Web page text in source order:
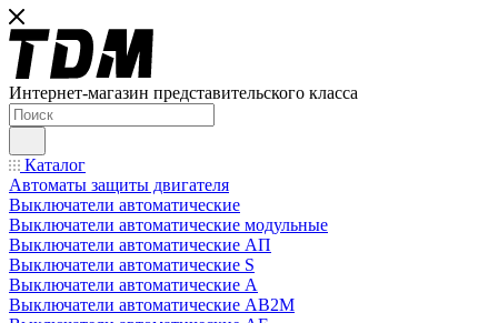
Интернет-магазин представительского класса
Каталог
Автоматы защиты двигателя
Выключатели автоматические
Выключатели автоматические модульные
Выключатели автоматические АП
Выключатели автоматические S
Выключатели автоматические А
Выключатели автоматические АВ2М